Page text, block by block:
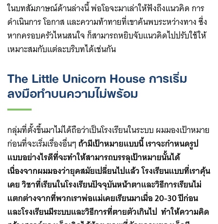
ในบทสัมภาษณ์ด้านล่างนี้ พ่อโอจะมาเล่าให้ฟังถึงแนวคิด การ
ดำเนินการ โอกาส และความท้าทายที่เขาค้นพบระหว่างทาง ซึ่ง
หากครอบครัวไหนสนใจ ก็สามารถหยิบจับแนวคิดไปปรับใช้ให้
เหมาะสมกับแต่ละบริบทได้เช่นกัน
The Little Unicorn House การเริ่ม
ลงมือทำบนความไม่พร้อม
กลุ่มที่ตั้งขึ้นมาไม่ได้ถือว่าเป็นโรงเรียนในระบบ ผมมองเป้าหมาย
ก่อนที่จะเริ่มเรื่องอื่นๆถ้ามีเป้าหมายแบบนี้ เราจะกำหนดรูป
แบบอย่างไรดีที่จะทำให้สามารถบรรลุเป้าหมายนั้นได้
เนื่องจากผมมองว่ายุคสมัยเปลี่ยนไปแล้ว โรงเรียนแบบที่เราคุ้น
เคย วิชาที่เรียนในโรงเรียนปัจจุบันหน้าตาและวิธีการเรียนไม่
แตกต่างจากที่พวกเราพ่อแม่เคยเรียนมาเมื่อ 20-30 ปีก่อน
และโรงเรียนมีระบบและวิธีการที่ตายตัวเกินไป ทำให้ความคิด